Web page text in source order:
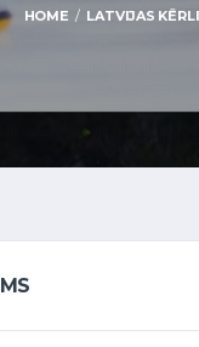
HOME LATVIJAS